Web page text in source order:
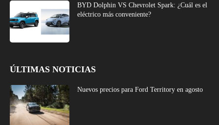
BYD Dolphin VS Chevrolet Spark: ¿Cuál es el
eléctrico más conveniente?
ÚLTIMAS NOTICIAS
Nuevos precios para Ford Territory en agosto